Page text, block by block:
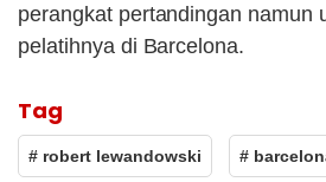
perangkat pertandingan namun
pelatihnya di Barcelona.
Tag
# robert lewandowski #